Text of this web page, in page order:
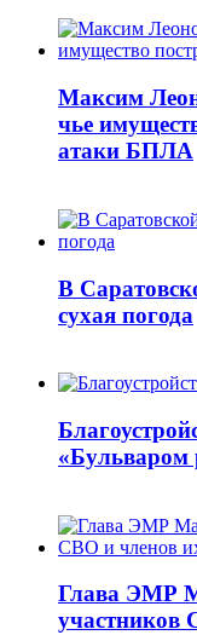
Максим
чье
атаки БПЛА
В
сухая погода
«Бульваром
Глава ЭМР
участников